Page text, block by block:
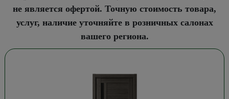
не является офертой. Точную стоимость товара,
услуг, наличие уточняйте в розничных салонах
вашего региона.